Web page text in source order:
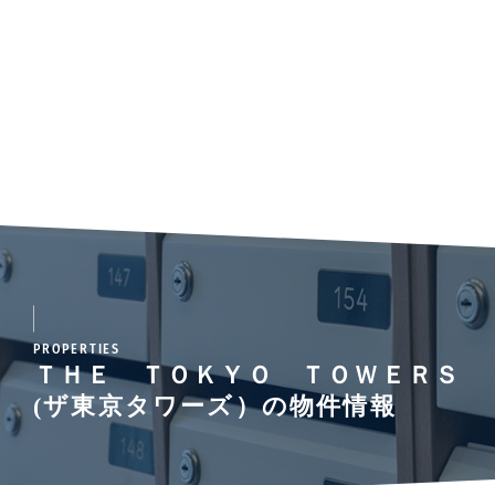
PROPERTIES
ＴＨＥ ＴＯＫＹＯ ＴＯＷＥＲＳ
(ザ東京タワーズ）の物件情報